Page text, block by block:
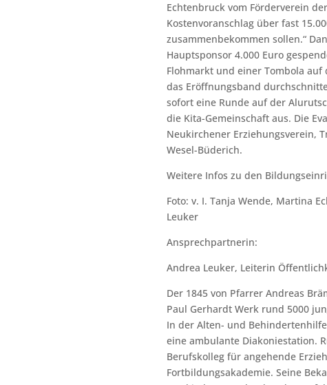
Echtenbruck vom Förderverein
Kostenvoranschlag über fast
zusammenbekommen sollen.“
Hauptsponsor 4.000 Euro
Flohmarkt und einer Tombola
das Eröffnungsband
sofort eine Runde auf der
die Kita-Gemeinschaft aus. Die
Neukirchener Erziehungsverein,
Wesel-Büderich.
Weitere Infos zu den
Foto: v. I. Tanja Wende, Martina
Leuker
Ansprechpartnerin:
Andrea Leuker, Leiterin
Der 1845 von Pfarrer Andreas
Paul Gerhardt Werk rund 5000
In der Alten- und
eine ambulante Diakoniestation.
Berufskolleg für angehende
Fortbildungsakademie. Seine